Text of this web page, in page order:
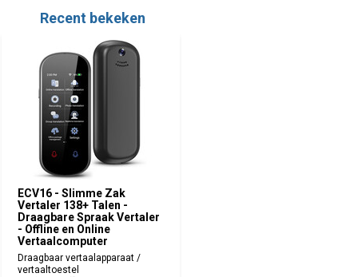
Recent bekeken
ECV16 - Slimme Zak
Vertaler 138+ Talen -
Draagbare Spraak Vertaler
- Offline en Online
Vertaalcomputer
Draagbaar vertaalapparaat /
vertaaltoestel